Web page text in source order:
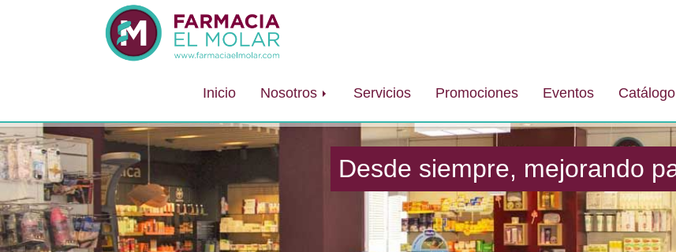
Inicio Nosotros Servicios Promociones Eventos Catálogo
Desde siempre, mejorando para ti